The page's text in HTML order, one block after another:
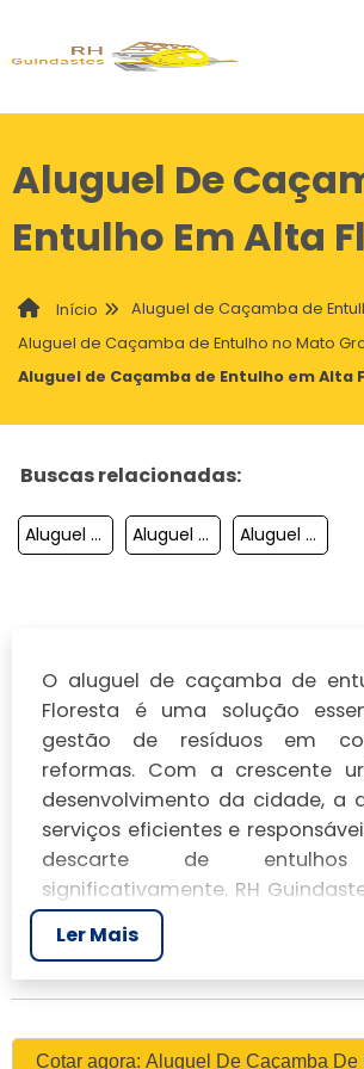
Aluguel De
Entulho Em Alta
Início
Aluguel de Caçamba de
Aluguel de Caçamba de Entulho no Mato
Aluguel de Caçamba de Entulho em Alta
Buscas relacionadas:
Aluguel De Cacamba De Entulho Em Colider Aluguel De Cacamba De Entulho Em Peixoto De Azevedo Aluguel De Cacamba De Entulho Em Nobres
O aluguel de caçamba de
Floresta é uma solução
gestão de resíduos em
reformas. Com a crescente
desenvolvimento da cidade, a
serviços eficientes e
descarte de entulhos
significativamente. RH
como uma referência nesse
oferecendo uma ampla
caçambas e serviços adicionais
às necessidades específicas
Nossa atuação na cidade não
Ler Mais
Cotar agora: Aluguel De Caçamba De